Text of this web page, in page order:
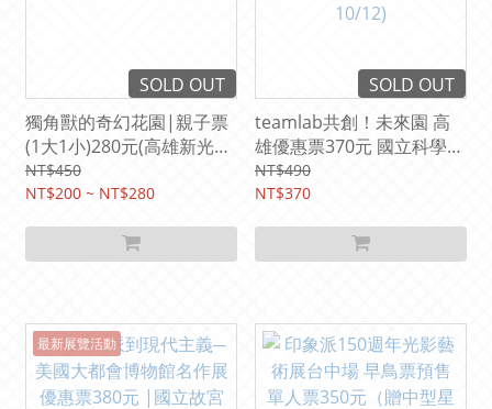
SOLD OUT
獨角獸的奇幻花園|親子票
(1大1小)280元(高雄新光三
越左營站) 2025/11/5 -
2025/12/7
NT$450
NT$200 ~ NT$280
SOLD OUT
teamlab共創！未來園 高
雄優惠票370元 國立科學工
藝博物館２樓一、二特展廳
(2025/6/07-10/12)
NT$490
NT$370
最新展覽活動